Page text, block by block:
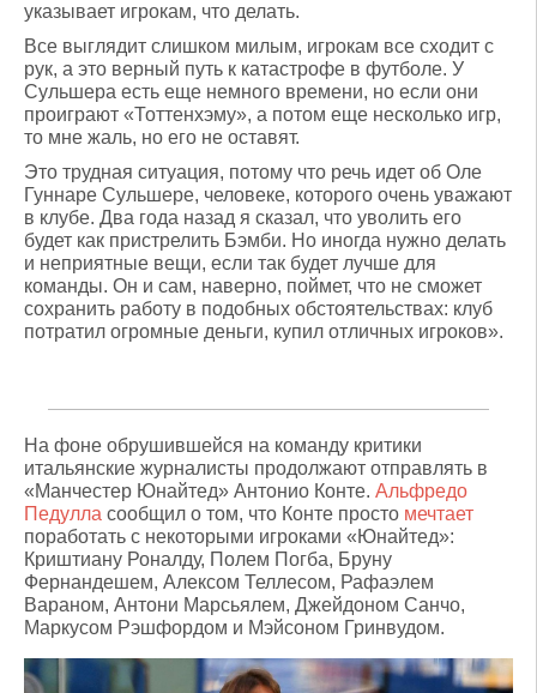
указывает игрокам, что делать.
Все выглядит слишком милым, игрокам все сходит с
рук, а это верный путь к катастрофе в футболе. У
Сульшера есть еще немного времени, но если они
проиграют «Тоттенхэму», а потом еще несколько игр,
то мне жаль, но его не оставят.
Это трудная ситуация, потому что речь идет об Оле
Гуннаре Сульшере, человеке, которого очень уважают
в клубе. Два года назад я сказал, что уволить его
будет как пристрелить Бэмби. Но иногда нужно делать
и неприятные вещи, если так будет лучше для
команды. Он и сам, наверно, поймет, что не сможет
сохранить работу в подобных обстоятельствах: клуб
потратил огромные деньги, купил отличных игроков».
На фоне обрушившейся на команду критики
итальянские журналисты продолжают отправлять в
«Манчестер Юнайтед» Антонио Конте. Альфредо
Педулла сообщил о том, что Конте просто мечтает
поработать с некоторыми игроками «Юнайтед»:
Криштиану Роналду, Полем Погба, Бруну
Фернандешем, Алексом Теллесом, Рафаэлем
Вараном, Антони Марсьялем, Джейдоном Санчо,
Маркусом Рэшфордом и Мэйсоном Гринвудом.